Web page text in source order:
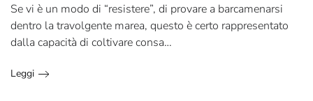
Se vi è un modo di “resistere”, di provare a barcamenarsi
dentro la travolgente marea, questo è certo rappresentato
dalla capacità di coltivare consa…
Leggi